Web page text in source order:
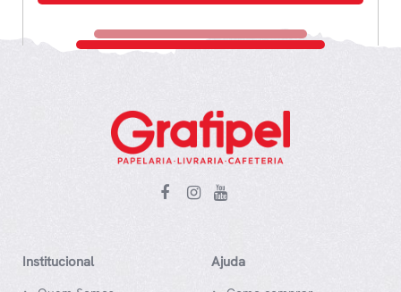
Institucional Ajuda